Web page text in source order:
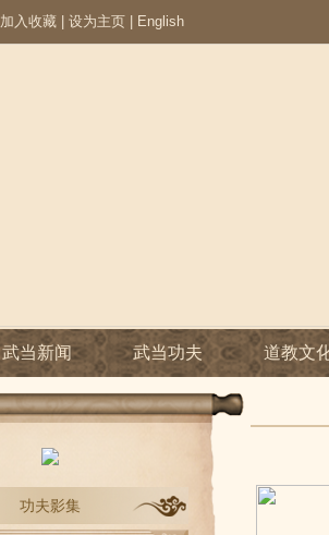
加入收藏 设为主页 English
武当新闻 武当功夫 道教文
功夫影集